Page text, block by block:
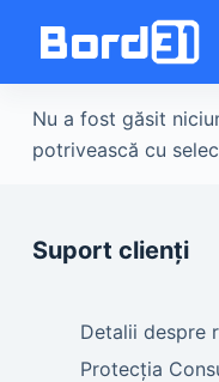
Nu a fost găsit
potrivească cu
Suport clienți
Detalii despre
Protecția